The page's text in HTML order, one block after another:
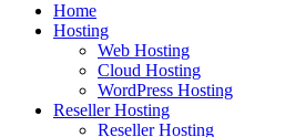
Home
Hosting
Web Hosting
Cloud Hosting
WordPress Hosting
Reseller Hosting
Reseller Hosting